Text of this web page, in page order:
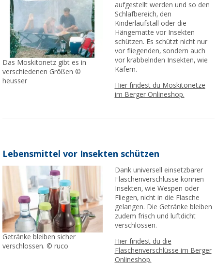
Das Moskitonetz gibt es in
verschiedenen Größen ©
heusser
aufgestellt werden und so den
Schlafbereich, den
Kinderlaufstall oder die
Hängematte vor Insekten
schützen. Es schützt nicht nur
vor fliegenden, sondern auch
vor krabbelnden Insekten, wie
Käfern.
Hier findest du Moskitonetze
im Berger Onlineshop.
Lebensmittel vor Insekten schützen
Getränke bleiben sicher
verschlossen. © ruco
Dank universell einsetzbarer
Flaschenverschlüsse können
Insekten, wie Wespen oder
Fliegen, nicht in die Flasche
gelangen. Die Getränke bleiben
zudem frisch und luftdicht
verschlossen.
Hier findest du die
Flaschenverschlüsse im Berger
Onlineshop.